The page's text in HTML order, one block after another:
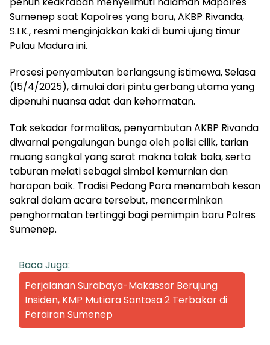
Sumenep saat Kapolres yang baru, AKBP Rivanda,
S.I.K., resmi menginjakkan kaki di bumi ujung timur
Pulau Madura ini.
Prosesi penyambutan berlangsung istimewa, Selasa
(15/4/2025), dimulai dari pintu gerbang utama yang
dipenuhi nuansa adat dan kehormatan.
Tak sekadar formalitas, penyambutan AKBP Rivanda
diwarnai pengalungan bunga oleh polisi cilik, tarian
muang sangkal yang sarat makna tolak bala, serta
taburan melati sebagai simbol kemurnian dan
harapan baik. Tradisi Pedang Pora menambah kesan
sakral dalam acara tersebut, mencerminkan
penghormatan tertinggi bagi pemimpin baru Polres
Sumenep.
Baca Juga:
Perjalanan Surabaya-Makassar Berujung
Insiden, KMP Mutiara Santosa 2 Terbakar di
Perairan Sumenep